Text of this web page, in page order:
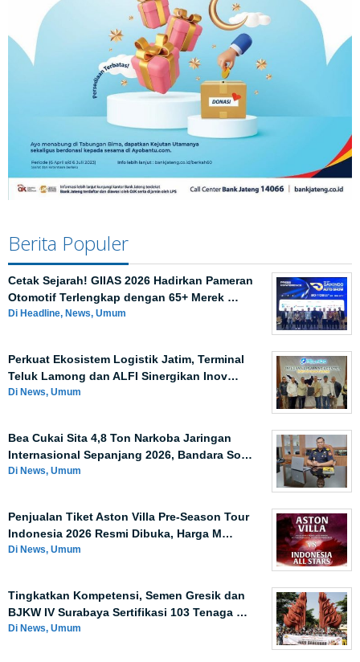
Berita Populer
Cetak Sejarah! GIIAS 2026 Hadirkan Pameran
Otomotif Terlengkap dengan 65+ Merek …
Di Headline, News, Umum
Perkuat Ekosistem Logistik Jatim, Terminal
Teluk Lamong dan ALFI Sinergikan Inov…
Di News, Umum
Bea Cukai Sita 4,8 Ton Narkoba Jaringan
Internasional Sepanjang 2026, Bandara So…
Di News, Umum
Penjualan Tiket Aston Villa Pre-Season Tour
Indonesia 2026 Resmi Dibuka, Harga M…
Di News, Umum
Tingkatkan Kompetensi, Semen Gresik dan
BJKW IV Surabaya Sertifikasi 103 Tenaga …
Di News, Umum